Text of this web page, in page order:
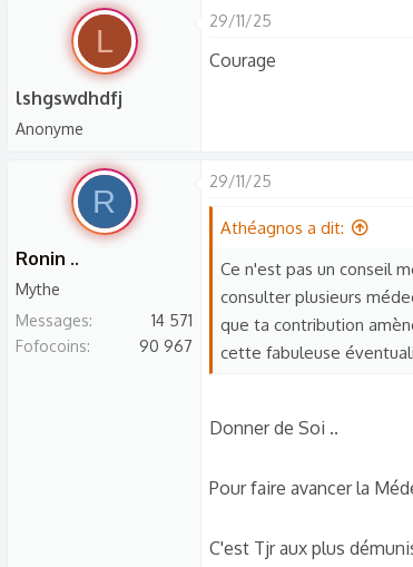
L
lshgswdhdfj
Anonyme
29/11/25
Courage
R
Ronin ..
Mythe
Messages
14 571
Fofocoins
90 967
29/11/25
Athéagnos a dit:
Ce n'est pas un conseil
consulter plusieurs
que ta contribution
cette fabuleuse
Donner de Soi ..
Pour faire avancer la
C'est Tjr aux plus